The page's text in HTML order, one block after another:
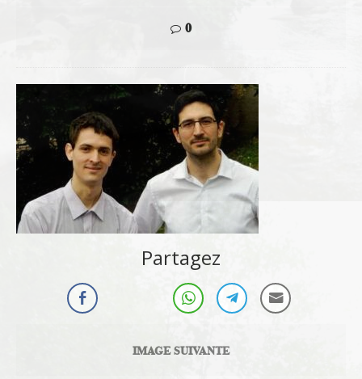
0
Partagez
IMAGE SUIVANTE